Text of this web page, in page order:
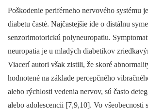
Poškodenie periférneho nervového systému
diabetu časté. Najčastejšie ide o distálnu
senzorimotorickú polyneuropatiu.
neuropatia je u mladých diabetikov
Viacerí autori však zistili, že skoré
hodnotené na základe percepčného
alebo rýchlosti vedenia nervov, sú často
alebo adolescencii [7,9,10]. Vo všeobecnosti